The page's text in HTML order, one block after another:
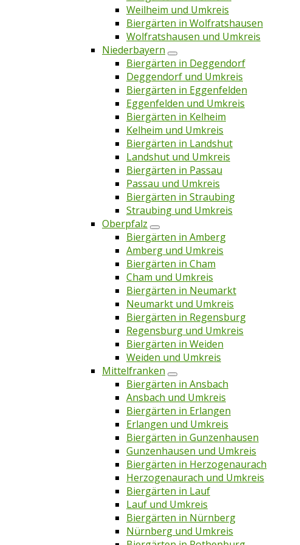
Weilheim und Umkreis
Biergärten in Wolfratshausen
Wolfratshausen und Umkreis
Niederbayern
Biergärten in Deggendorf
Deggendorf und Umkreis
Biergärten in Eggenfelden
Eggenfelden und Umkreis
Biergärten in Kelheim
Kelheim und Umkreis
Biergärten in Landshut
Landshut und Umkreis
Biergärten in Passau
Passau und Umkreis
Biergärten in Straubing
Straubing und Umkreis
Oberpfalz
Biergärten in Amberg
Amberg und Umkreis
Biergärten in Cham
Cham und Umkreis
Biergärten in Neumarkt
Neumarkt und Umkreis
Biergärten in Regensburg
Regensburg und Umkreis
Biergärten in Weiden
Weiden und Umkreis
Mittelfranken
Biergärten in Ansbach
Ansbach und Umkreis
Biergärten in Erlangen
Erlangen und Umkreis
Biergärten in Gunzenhausen
Gunzenhausen und Umkreis
Biergärten in Herzogenaurach
Herzogenaurach und Umkreis
Biergärten in Lauf
Lauf und Umkreis
Biergärten in Nürnberg
Nürnberg und Umkreis